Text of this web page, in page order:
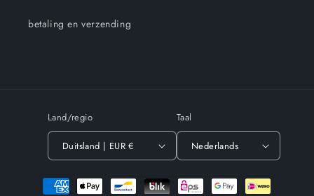
betaling en verzending
Land/regio
Duitsland | EUR €
Taal
Nederlands
Betaalmethoden